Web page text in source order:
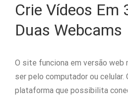
Crie Vídeos Em
Duas Webcams
O site funciona em versão web
ser pelo computador ou celular.
plataforma que possibilita